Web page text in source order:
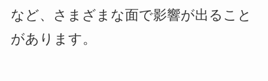
など、さまざまな面で影響が出ること
があります。